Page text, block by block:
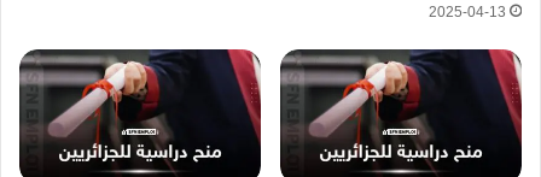
2025-04-13